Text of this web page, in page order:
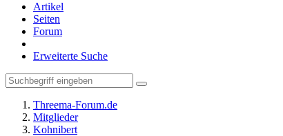
Artikel
Seiten
Forum
Erweiterte Suche
Threema-Forum.de
Mitglieder
Kohnibert